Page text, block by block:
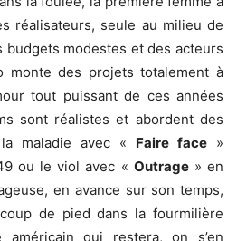
réalisateurs, seule au milieu de
budgets modestes et des acteurs
monte des projets totalement à
tout puissant de ces années
sont réalistes et abordent des
maladie avec « Faire face »
ou le viol avec « Outrage» en
en avance sur son temps,
de pied dans la fourmilière
américain qui restera, on s’en